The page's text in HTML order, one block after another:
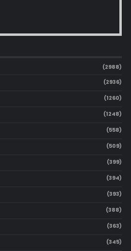
(2988)
(2936)
(1260)
(1248)
(558)
(509)
(399)
(394)
(393)
(388)
(363)
(345)